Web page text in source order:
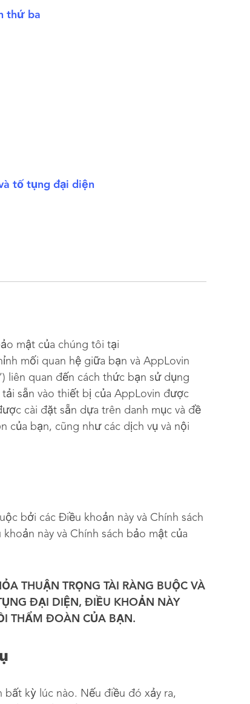
thứ ba
tố tụng đại diện
mật của chúng tôi tại
mối quan hệ giữa bạn và AppLovin
liên quan đến cách thức bạn sử dụng
sẵn vào thiết bị của AppLovin được
cài đặt sẵn dựa trên danh mục và đề
của bạn, cũng như các dịch vụ và nội
bởi các Điều khoản này và Chính sách
này và Chính sách bảo mật của
THUẬN TRỌNG TÀI RÀNG BUỘC VÀ
ĐẠI DIỆN, ĐIỀU KHOẢN NÀY
THẨM ĐOÀN CỦA BẠN .
kỳ lúc nào. Nếu điều đó xảy ra,